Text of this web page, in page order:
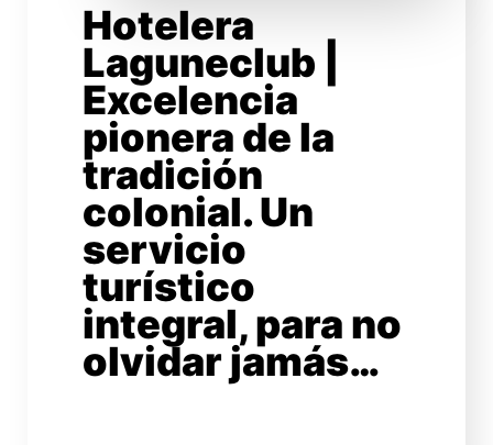
Hotelera
Laguneclub |
Excelencia
pionera de la
tradición
colonial. Un
servicio
turístico
integral, para no
olvidar jamás…